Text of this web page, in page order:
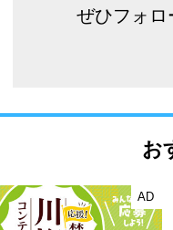
ぜひフォロ
お
AD